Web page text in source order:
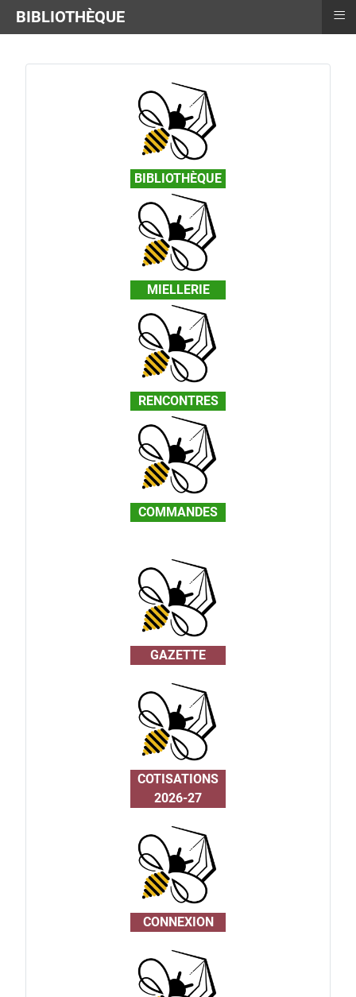
BIBLIOTHÈQUE
MIELLERIE
RENCONTRES
COMMANDES
GAZETTE
COTISATIONS
2026-27
CONNEXION
BIBLIOTHÈQUE ≡